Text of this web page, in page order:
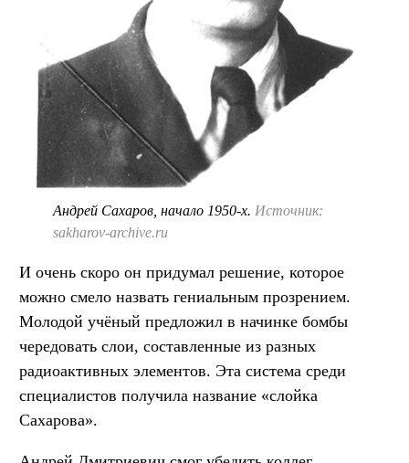
Андрей Сахаров, начало 1950-х. Источник:
sakharov-archive.ru
И очень скоро он придумал решение, которое
можно смело назвать гениальным прозрением.
Молодой учёный предложил в начинке бомбы
чередовать слои, составленные из разных
радиоактивных элементов. Эта система среди
специалистов получила название «слойка
Сахарова».